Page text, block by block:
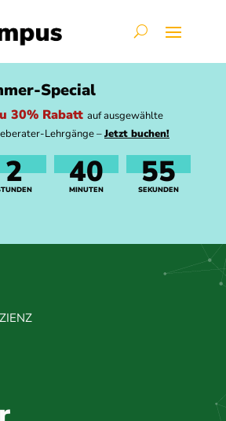
Special
30% Rabatt auf ausgewählte
Lehrgänge –Jetzt buchen!
2 40
MINUTEN 54
SEKUNDEN